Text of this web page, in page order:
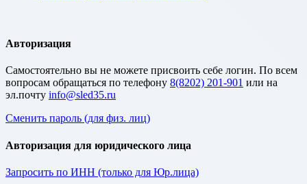
Авторизация
Cамостоятельно вы не можете присвоить себе логин. По всем
вопросам обращаться по телефону 8(8202) 201-901 или на
эл.почту
Сменить пароль (для физ. лиц)
Авторизация для юридического лица
Запросить по ИНН (только для Юр.лица)